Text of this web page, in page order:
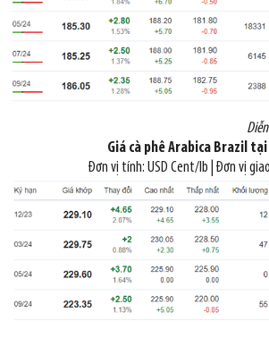
Giá cà phê Arabica Brazil tại
Đơn vị tính: USD Cent/lb | Đơn vị